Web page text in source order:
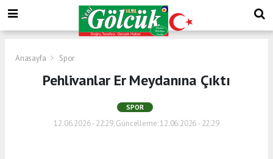
Anasayfa Spor
Pehlivanlar Er Meydanına Çıktı
SPOR
12.06.2026 - 22:29, Güncelleme: 12.06.2026 - 22:29